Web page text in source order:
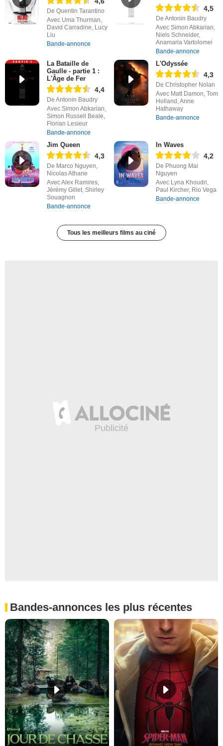
De Quentin Tarantino
Avec Uma Thurman,
David Carradine, Lucy
Liu
Bande-annonce
4,5
De Antonin Baudry
Avec Simon Abkarian,
Niels Schneider,
Anamaria Vartolomei
Bande-annonce
La Bataille de
Gaulle - partie 1 :
L'Âge de Fer
4,4
De Antonin Baudry
Avec Simon Abkarian,
Simon Russell Beale,
Florian Lesieur
Bande-annonce
L'Odyssée
4,3
De Christopher Nolan
Avec Matt Damon, Tom
Holland, Anne
Hathaway
Bande-annonce
Jim Queen
4,3
De Marco Nguyen,
Nicolas Athane
Avec Alex Ramires,
Jérémy Gillet, Shirley
Souagnon
Bande-annonce
In Waves
4,2
De Phuong Mai
Nguyen
Avec Lyna Khoudri,
Paul Kircher, Rio Vega
Bande-annonce
Tous les meilleurs films au ciné
Bandes-annonces les plus récentes